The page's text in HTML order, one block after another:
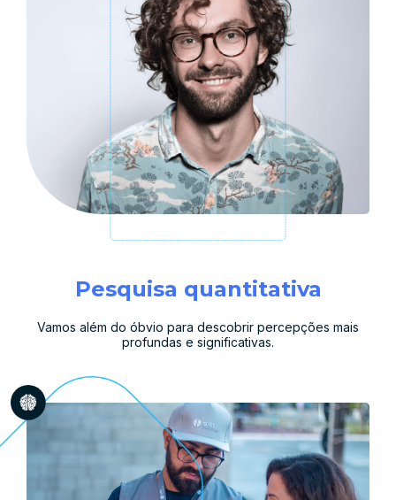
Pesquisa quantitativa
Vamos além do óbvio para descobrir percepções mais
profundas e significativas.